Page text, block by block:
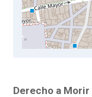
Derecho a